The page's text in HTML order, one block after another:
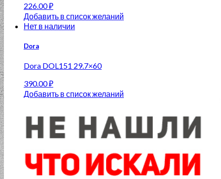
226.00₽
Добавить в список желаний
Нет в наличии
Dora
Dora DOL151 29.7×60
390.00₽
Добавить в список желаний
Alma Ceramica дисконт
919.00₽
Добавить в список желаний